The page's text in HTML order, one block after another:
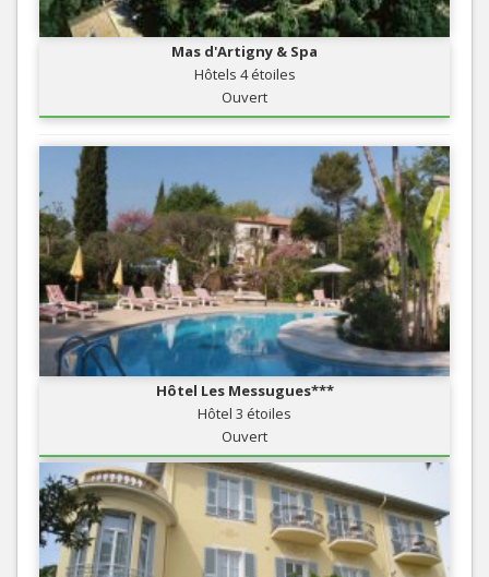
Mas d'Artigny & Spa
Hôtels 4 étoiles
Ouvert
Hôtel Les Messugues***
Hôtel 3 étoiles
Ouvert